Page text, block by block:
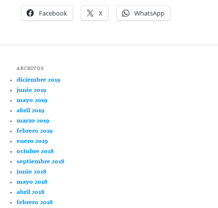
Facebook X WhatsApp
ARCHIVOS
diciembre 2019
junio 2019
mayo 2019
abril 2019
marzo 2019
febrero 2019
enero 2019
octubre 2018
septiembre 2018
junio 2018
mayo 2018
abril 2018
febrero 2018